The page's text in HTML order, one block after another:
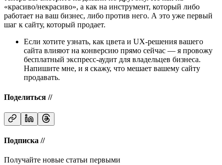
«красиво/некрасиво», а как на инструмент, который либо
работает на ваш бизнес, либо против него. А это уже первый
шаг к сайту, который продает.
Если хотите узнать, как цвета и UX-решения вашего
сайта влияют на конверсию прямо сейчас — я провожу
бесплатный экспресс-аудит для владельцев бизнеса.
Напишите мне, и я скажу, что мешает вашему сайту
продавать.
Поделиться //
Подписка //
Получайте новые статьи первыми